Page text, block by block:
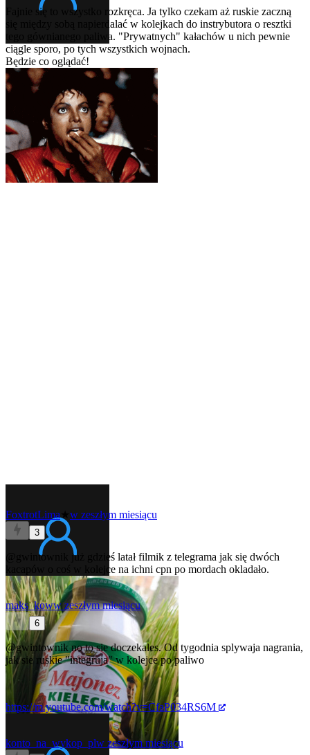
Fajnie się to wszystko rozkręca. Ja tylko czekam aż ruskie zaczną
się między sobą napierdalać w kolejkach do instrybutora o resztki
tego gównianego paliwa. "Prywatnych" kałachów u nich pewnie
ciągle sporo, po tych wszystkich wojnach.
Będzie co oglądać!
FoxtrotLima★ w zeszłym miesiącu
3
@gwintownik
już gdzieś latał filmik z telegrama jak się dwóch
kacapów o coś w kolejce na ichni cpn po mordach okladało.
maks_koww zeszłym miesiącu
6
@gwintownik no to sie doczekales. Od tygodnia splywaja nagrania,
jak sie ruskie "integruja" w kolejce po paliwo
https://m.youtube.com/watch?v=CfaP034RS6M
konto_na_wykop_plw zeszłym miesiącu